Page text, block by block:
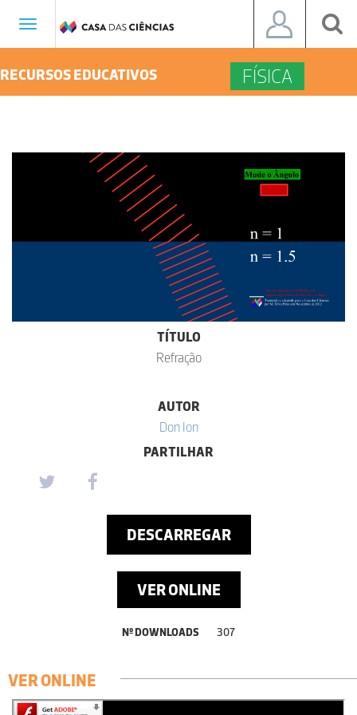
Toggle
RECURSOS EDUCATIVOS FÍSICA
TÍTULO
Refração
AUTOR
Don Ion
PARTILHAR
DESCARREGAR
VER ONLINE
Nº DOWNLOADS 307
VER ONLINE